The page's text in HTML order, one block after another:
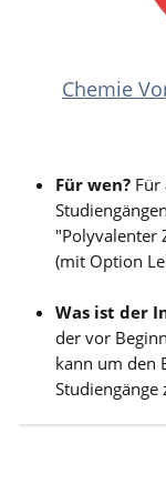
Chemie
Für wen? Für
"Polyvalenter
(mit Option
Was ist der
der vor
kann um den
Studiengänge